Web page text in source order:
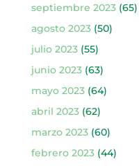
septiembre 2023(65)
agosto 2023(50)
julio 2023(55)
junio 2023(63)
mayo 2023(64)
abril 2023(62)
marzo 2023(60)
febrero 2023(44)